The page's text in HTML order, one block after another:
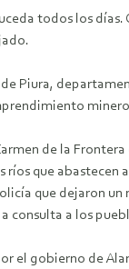
todos los
Piura,
de la
que abastecen
que dejaron
consulta a los
el gobierno de